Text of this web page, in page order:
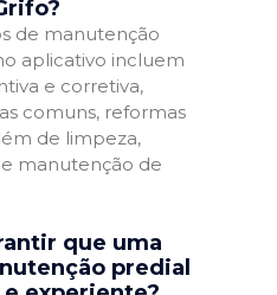
de manutenção
aplicativo incluem
e corretiva,
comuns, reformas
de limpeza,
manutenção de
que uma
predial